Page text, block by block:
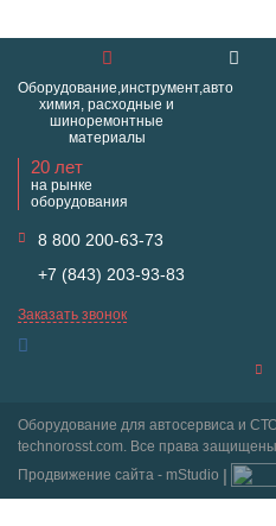
Оборудование,инструмент,авто
химия, расходные и
шиноремонтные
материалы
20 лет
на рынке
оборудования
8 800 200-63-73
+7 (843) 203-93-83
Заказать звонок
Оборудование для автосервиса и
technorosst.com. Все права
Продвижение сайта - mStudio